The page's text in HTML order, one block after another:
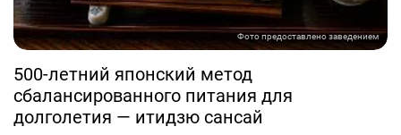
Фото предоставлено заведением
500-летний японский метод
сбалансированного питания для
долголетия — итидзю сансай